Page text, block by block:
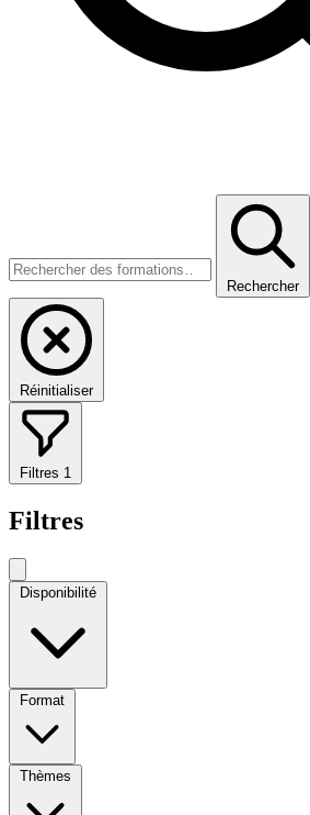
Rechercher
Réinitialiser
Filtres 1
Filtres
Disponibilité
Format
Thèmes